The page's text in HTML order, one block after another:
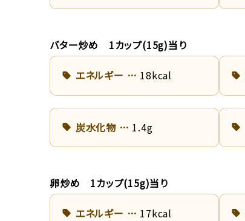
バター炒め 1カップ(15g)当り
エネルギー 18kcal
炭水化物 1.4g
卵炒め 1カップ(15g)当り
エネルギー 17kcal